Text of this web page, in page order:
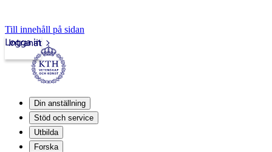
Till innehåll på sidan
Intranät
Logga in
Din anställning
Stöd och service
Utbilda
Forska